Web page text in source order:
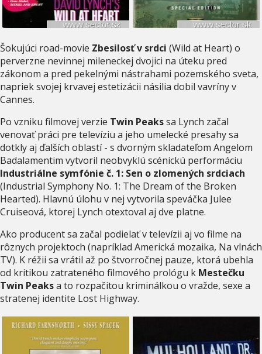
Šokujúci road-movie Zbesilosť v srdci (Wild at Heart) o
perverzne nevinnej mileneckej dvojici na úteku pred
zákonom a pred pekelnými nástrahami pozemského sveta,
napriek svojej krvavej estetizácii násilia dobil vavríny v
Cannes.
Po vzniku filmovej verzie Twin Peakssa Lynch začal
venovať práci pre televíziu a jeho umelecké presahy sa
dotkly aj ďalších oblastí - s dvorným skladateľom Angelom
Badalamentim vytvoril neobvyklú scénickú performáciu
Industriálne symfónie č. 1: Sen o zlomených srdciach
(Industrial Symphony No. 1: The Dream of the Broken
Hearted). Hlavnú úlohu v nej vytvorila speváčka Julee
Cruiseová, ktorej Lynch otextoval aj dve platne.
Ako producent sa začal podielať v televízii aj vo filme na
rôznych projektoch (napríklad Americká mozaika, Na vlnách
TV). K réžii sa vrátil až po štvorročnej pauze, ktorá ubehla
od kritikou zatrateného filmového prológu k Mestečku
Twin Peaksa to rozpačitou kriminálkou o vražde, sexe a
stratenej identite Lost Highway.